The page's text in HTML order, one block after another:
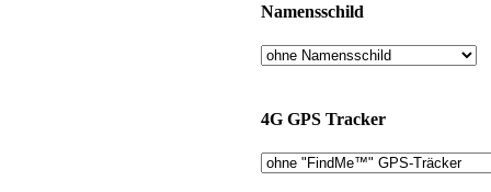
Namensschild
4G GPS Tracker